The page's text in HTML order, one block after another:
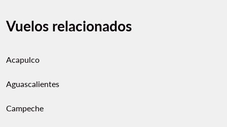
Vuelos relacionados
Acapulco
Aguascalientes
Campeche